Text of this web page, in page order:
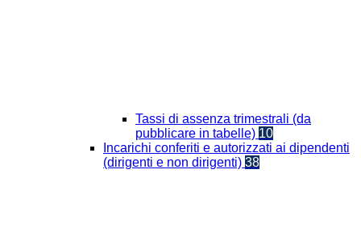
Tassi di assenza trimestrali (da
pubblicare in tabelle) 10
Incarichi conferiti e autorizzati ai dipendenti
(dirigenti e non dirigenti) 38